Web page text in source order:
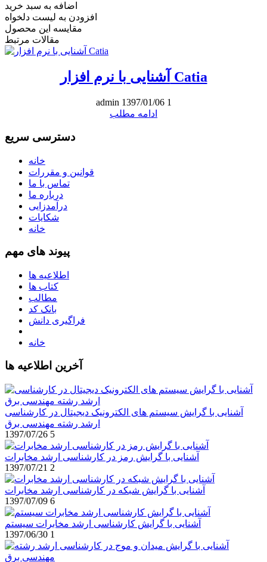
اضافه به سبد خرید
افزودن به لیست دلخواه
مقایسه این محصول
مقالات مرتبط
آشنایی با نرم افزار Catia
admin 1397/01/06 1
ادامه مطلب
دسترسی سریع
خانه
قوانین و مقررات
تماس با ما
درباره ما
درآمدزایی
شکایات
خانه
پیوند های مهم
اطلاعیه ها
کتاب ها
مطالب
بانک کد
فراگیری دانش
خانه
آخرین اطلاعیه ها
آشنایی با گرایش سیستم های الکترونیک دیجیتال در کارشناسی
ارشد رشته مهندسی برق
1397/07/26 5
آشنایی با گرایش رمز در کارشناسی ارشد مخابرات
1397/07/21 2
آشنایی با گرایش شبکه در کارشناسی ارشد مخابرات
1397/07/09 6
آشنایی با گرایش کارشناسی ارشد مخابرات سیستم
1397/06/30 1